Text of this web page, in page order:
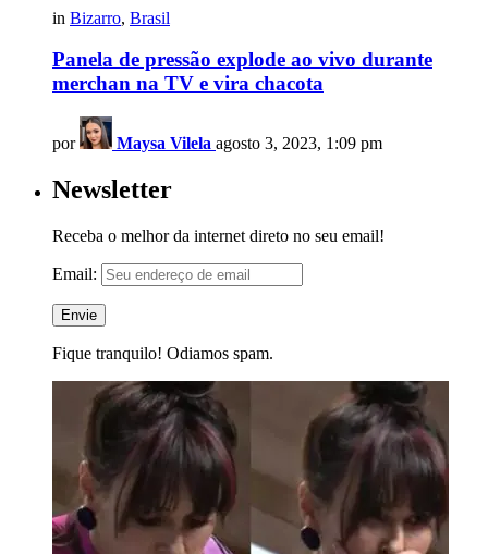
in Bizarro, Brasil
Panela de pressão explode ao vivo durante
merchan na TV e vira chacota
por Maysa Vilela agosto 3, 2023, 1:09 pm
Newsletter
Receba o melhor da internet direto no seu email!
Email:
Fique tranquilo! Odiamos spam.